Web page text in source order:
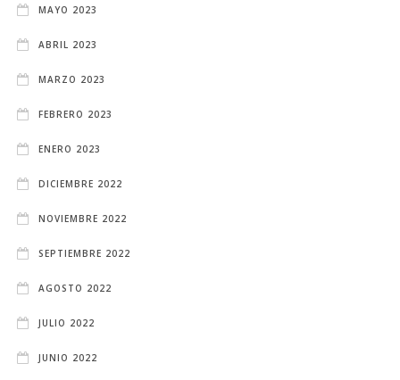
MAYO 2023
ABRIL 2023
MARZO 2023
FEBRERO 2023
ENERO 2023
DICIEMBRE 2022
NOVIEMBRE 2022
SEPTIEMBRE 2022
AGOSTO 2022
JULIO 2022
JUNIO 2022